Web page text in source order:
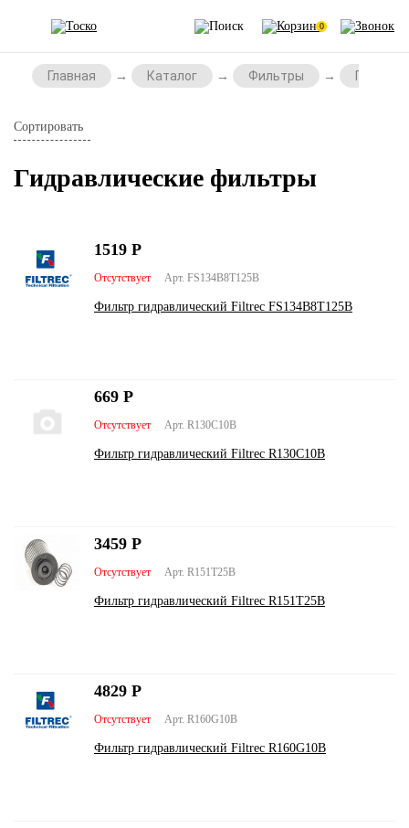
0
Главная Каталог Фильтры
Сортировать
Гидравлические фильтры
Арт. FS134B8T125B
Отсутствует
Фильтр гидравлический Filtrec FS134B8T125B
1519 Р
Арт. R130С10В
Отсутствует
Фильтр гидравлический Filtrec R130С10В
669 Р
Арт. R151T25B
Отсутствует
Фильтр гидравлический Filtrec R151T25B
3459 Р
Арт. R160G10В
Отсутствует
Фильтр гидравлический Filtrec R160G10В
4829 Р